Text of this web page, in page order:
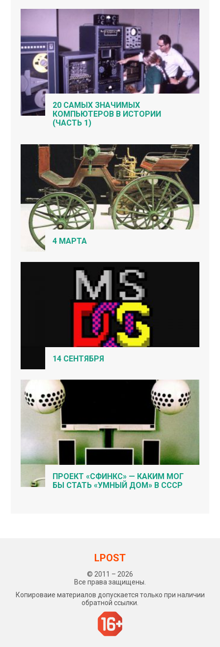
20 САМЫХ ЗНАЧИМЫХ
КОМПЬЮТЕРОВ В ИСТОРИИ
(ЧАСТЬ 1)
4 МАРТА
14 СЕНТЯБРЯ
ПРОЕКТ «СФИНКС» — КАКИМ МОГ
БЫ СТАТЬ «УМНЫЙ ДОМ» В СССР
LPOST
© 2011 – 2026
Все права защищены.
Копироваие материалов допускается только при наличии
обратной ссылки.